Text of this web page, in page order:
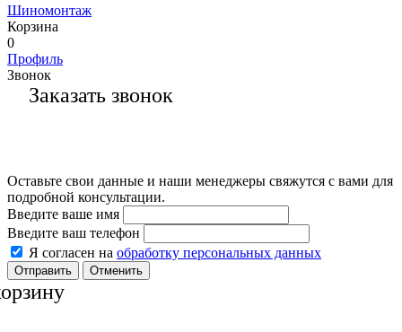
Шиномонтаж
Корзина
0
Профиль
Звонок
Заказать звонок
Оставьте свои данные и наши менеджеры свяжутся с вами для
подробной консультации.
Введите ваше имя
Введите ваш телефон
Я согласен на обработку персональных данных
Отменить